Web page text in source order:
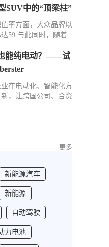
SUV中的“顶梁柱”
率方面，大众品牌以
59.与此同时，随着
…能纯电动？——试
在电动化、智能化方
，让跨国公司、合资
更多
新能源汽车
新能源
自动驾驶
力电池